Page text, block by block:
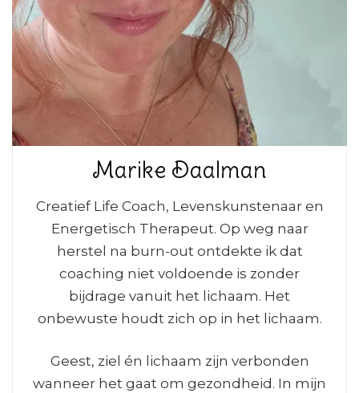
Marike Daalman
Creatief Life Coach, Levenskunstenaar en
Energetisch Therapeut. Op weg naar
herstel na burn-out ontdekte ik dat
coaching niet voldoende is zonder
bijdrage vanuit het lichaam. Het
onbewuste houdt zich op in het lichaam.
Geest, ziel én lichaam zijn verbonden
wanneer het gaat om gezondheid. In mijn